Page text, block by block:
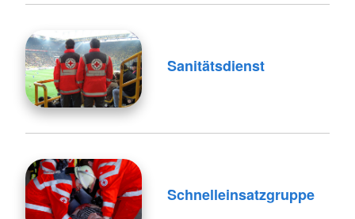
Sanitätsdienst
Schnelleinsatzgruppe